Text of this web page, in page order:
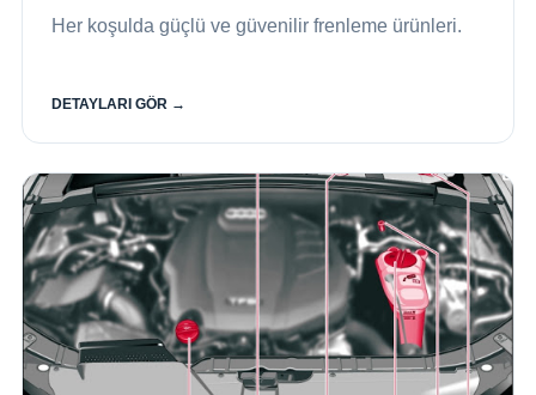
Her koşulda güçlü ve güvenilir frenleme ürünleri.
DETAYLARI GÖR →